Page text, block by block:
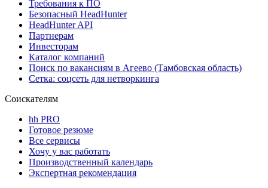
Требования к ПО
Безопасный HeadHunter
HeadHunter API
Партнерам
Инвесторам
Каталог компаний
Поиск по вакансиям в Агеево (Тамбовская область)
Сетка: соцсеть для нетворкинга
Соискателям
hh PRO
Готовое резюме
Все сервисы
Хочу у вас работать
Производственный календарь
Экспертная рекомендация